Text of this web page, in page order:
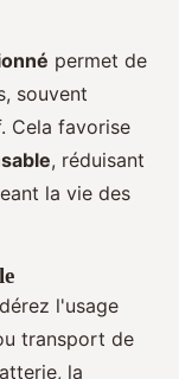
permet de
souvent
Cela favorise
, réduisant
la vie des
l'usage
transport de
la